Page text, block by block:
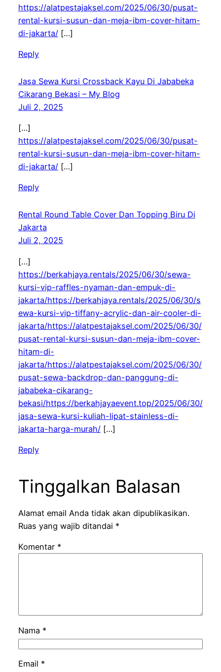
https://alatpestajaksel.com/2025/06/30/pusat-
rental-kursi-susun-dan-meja-ibm-cover-hitam-
di-jakarta/[…]
Reply
Jasa Sewa Kursi Crossback Kayu Di Jababeka
Cikarang Bekasi – My Blog
Juli 2, 2025
[…]
https://alatpestajaksel.com/2025/06/30/pusat-
rental-kursi-susun-dan-meja-ibm-cover-hitam-
di-jakarta/[…]
Reply
Rental Round Table Cover Dan Topping Biru Di
Jakarta
Juli 2, 2025
[…]
https://berkahjaya.rentals/2025/06/30/sewa-
kursi-vip-raffles-nyaman-dan-empuk-di-
jakarta/https://berkahjaya.rentals/2025/06/30/s
ewa-kursi-vip-tiffany-acrylic-dan-air-cooler-di-
jakarta/https://alatpestajaksel.com/2025/06/30/
pusat-rental-kursi-susun-dan-meja-ibm-cover-
hitam-di-
jakarta/https://alatpestajaksel.com/2025/06/30/
pusat-sewa-backdrop-dan-panggung-di-
jababeka-cikarang-
bekasi/https://berkahjayaevent.top/2025/06/30/
jasa-sewa-kursi-kuliah-lipat-stainless-di-
jakarta-harga-murah/[…]
Reply
Tinggalkan Balasan
Alamat email Anda tidak akan dipublikasikan.
Ruas yang wajib ditandai *
Komentar *
Nama *
Email *